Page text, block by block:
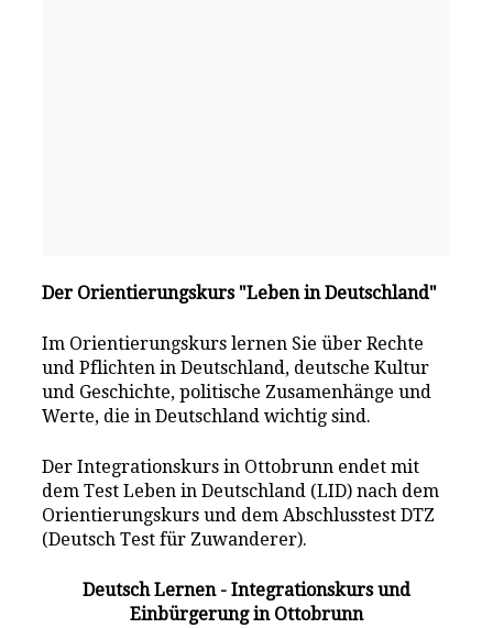
Der Orientierungskurs "Leben in Deutschland"
Im Orientierungskurs lernen Sie über Rechte
und Pflichten in Deutschland, deutsche Kultur
und Geschichte, politische Zusamenhänge und
Werte, die in Deutschland wichtig sind.
Der Integrationskurs in Ottobrunn endet mit
dem Test Leben in Deutschland (LID) nach dem
Orientierungskurs und dem Abschlusstest DTZ
(Deutsch Test für Zuwanderer).
Deutsch Lernen - Integrationskurs und
Einbürgerung in Ottobrunn